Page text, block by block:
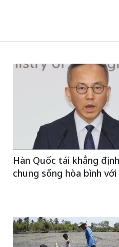
Hàn Quốc tái khẳng
chung sống hòa bình